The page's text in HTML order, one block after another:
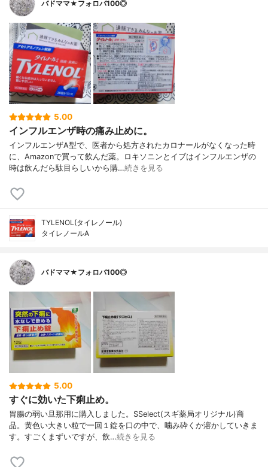
バドママ★フォロバ100◎
5.00
インフルエンザ時の痛み止めに。
インフルエンザA型で、医者から処方されたカロナールがなくなった時
に、Amazonで買って飲んだ薬。ロキソニンとイブはインフルエンザの
時は飲んだら駄目らしいから購…続きを見る
TYLENOL(タイレノール)
タイレノールA
バドママ★フォロバ100◎
5.00
すぐに効いた下痢止め。
胃腸の弱い旦那用に購入しました。SSelect(スギ薬局オリジナル)商
品。黄色い大きい粒で一回１錠を口の中で、噛み砕くか溶かしていきま
す。すごくまずいですが、飲…続きを見る